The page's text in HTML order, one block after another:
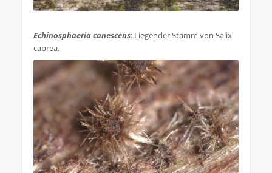
Echinosphaeria canescens: Liegender Stamm von Salix
caprea.